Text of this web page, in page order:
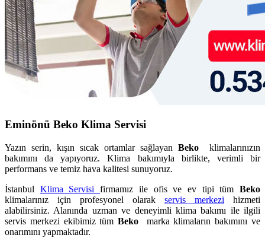
Eminönü Beko Klima Servisi
Yazın serin, kışın sıcak ortamlar sağlayan Beko klimalarınızın
bakımını da yapıyoruz. Klima bakımıyla birlikte, verimli bir
performans ve temiz hava kalitesi sunuyoruz.
İstanbul Klima Servisifirmamız ile ofis ve ev tipi tümBeko
klimalarınız için profesyonel olarak servis merkezi hizmeti
alabilirsiniz. Alanında uzman ve deneyimli klima bakımı ile ilgili
servis merkezi ekibimiz tümBeko marka klimaların bakımını ve
onarımını yapmaktadır.